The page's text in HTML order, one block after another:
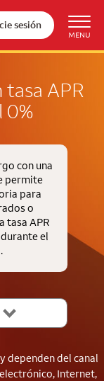
sesión
APR
con una
permite
para
o
tasa APR
el
dependen del canal
Internet,